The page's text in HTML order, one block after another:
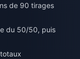
de 90 tirages
du 50/50, puis